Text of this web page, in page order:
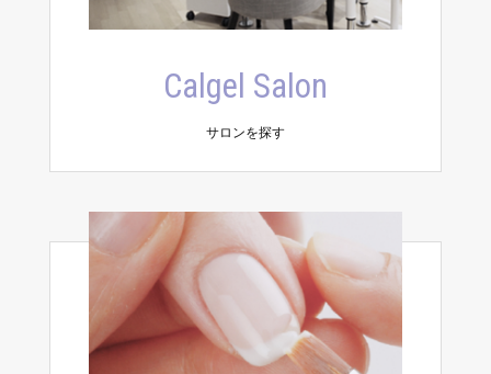
Calgel Salon
サロンを探す